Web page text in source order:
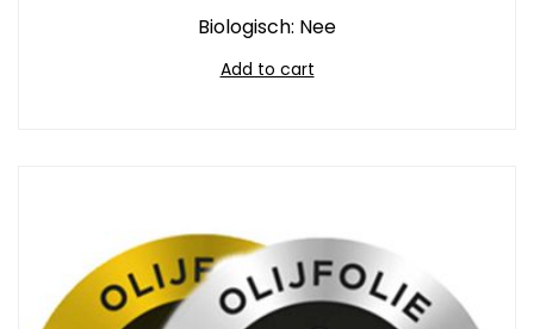
Biologisch: Nee
Add to cart